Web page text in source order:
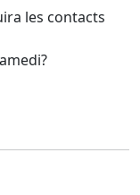
les contacts